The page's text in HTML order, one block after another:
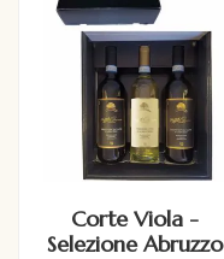
Corte Viola -
Selezione Abruzzo